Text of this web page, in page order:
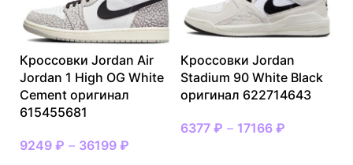
Кроссовки Jordan Air
Jordan 1 High OG White
Cement оригинал
615455681
9249 ₽ – 36199 ₽
Кроссовки Jordan
Stadium 90 White Black
оригинал 622714643
6377 ₽ – 17166 ₽